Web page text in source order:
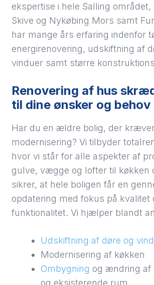
ekspertise i hele Salling
Skive og Nykøbing Mors samt
har mange års erfaring indenfor
energirenovering, udskiftning af
vinduer samt større
Renovering af hus
til dine ønsker og behov
Har du en ældre bolig, der
modernisering? Vi tilbyder
hvor vi står for alle aspekter af
gulve, vægge og lofter til køkken
sikrer, at hele boligen får en
opdatering med fokus på kvalitet
funktionalitet. Vi hjælper blandt
Udskiftning af døre og
Modernisering af køkken
Ombygning og ændring af
og eksisterende rum